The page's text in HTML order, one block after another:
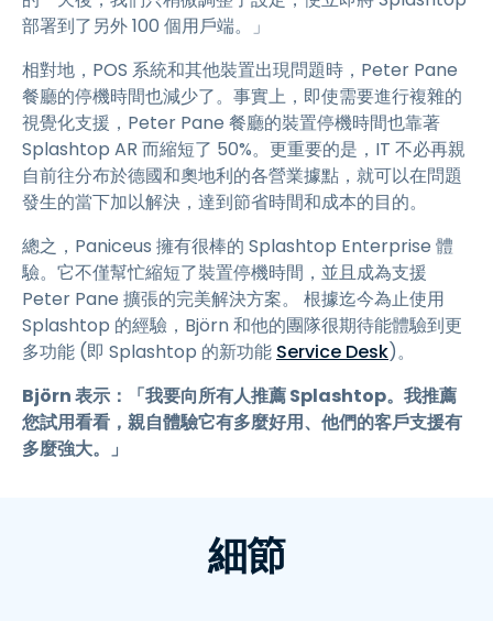
部署到了另外 100 個用戶端。」
相對地，POS 系統和其他裝置出現問題時，Peter Pane
餐廳的停機時間也減少了。事實上，即使需要進行複雜的
視覺化支援，Peter Pane 餐廳的裝置停機時間也靠著
Splashtop AR 而縮短了 50%。更重要的是，IT 不必再親
自前往分布於德國和奧地利的各營業據點，就可以在問題
發生的當下加以解決，達到節省時間和成本的目的。
總之，Paniceus 擁有很棒的 Splashtop Enterprise 體
驗。它不僅幫忙縮短了裝置停機時間，並且成為支援
Peter Pane 擴張的完美解決方案。 根據迄今為止使用
Splashtop 的經驗，Björn 和他的團隊很期待能體驗到更
多功能 (即 Splashtop 的新功能 Service Desk)。
Björn 表示：「我要向所有人推薦 Splashtop。我推薦
您試用看看，親自體驗它有多麼好用、他們的客戶支援有
多麼強大。」
細節